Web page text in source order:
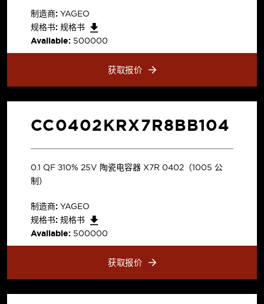
制造商: YAGEO
规格书: 规格书
Available: 500000
获取报价
CC0402KRX7R8BB104
0.1 µF ±10% 25V 陶瓷电容器 X7R 0402（1005 公
制）
制造商: YAGEO
规格书: 规格书
Available: 500000
获取报价